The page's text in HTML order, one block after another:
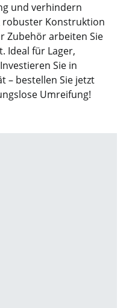
und verhindern
robuster Konstruktion
Zubehör arbeiten Sie
Ideal für Lager,
Sie in
– bestellen Sie jetzt
Umreifung!